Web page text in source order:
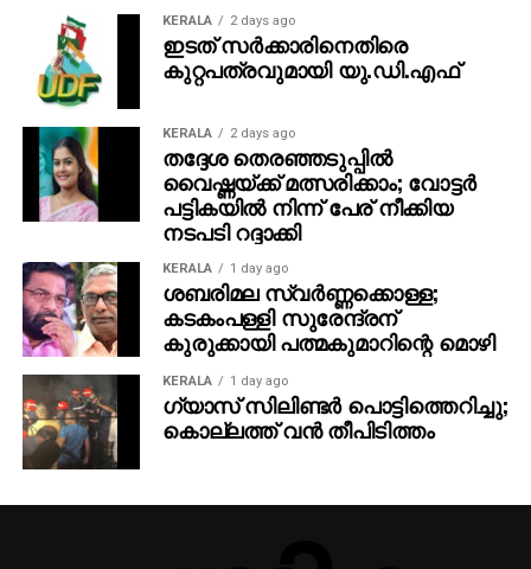
KERALA 2 days ago
ഇടത് സര്‍ക്കാരിനെതിരെ
കുറ്റപത്രവുമായി യു.ഡി.എഫ്
KERALA 2 days ago
തദ്ദേശ തെരഞ്ഞടുപ്പില്‍
വൈഷ്ണയ്ക്ക് മത്സരിക്കാം; വോട്ടര്‍
പട്ടികയില്‍ നിന്ന് പേര് നീക്കിയ
നടപടി റദ്ദാക്കി
KERALA 1 day ago
ശബരിമല സ്വര്‍ണ്ണക്കൊള്ള;
കടകംപള്ളി സുരേന്ദ്രന്
കുരുക്കായി പത്മകുമാറിന്റെ മൊഴി
KERALA 1 day ago
ഗ്യാസ് സിലിണ്ടര്‍ പൊട്ടിത്തെറിച്ചു;
കൊല്ലത്ത് വന്‍ തീപിടിത്തം